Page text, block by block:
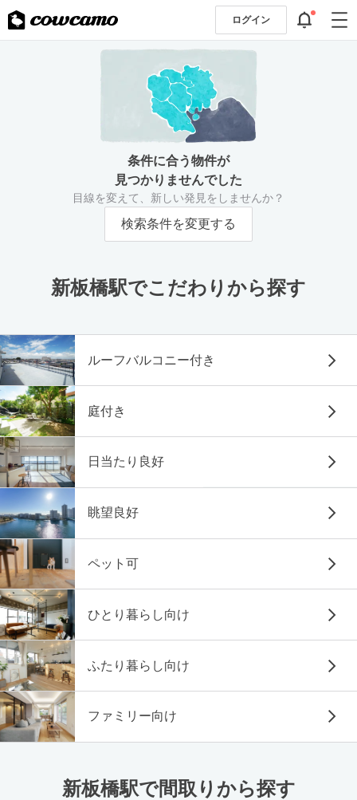
ログイン
条件に合う物件が
見つかりませんでした
目線を変えて、新しい発見をしませんか？
検索条件を変更する
新板橋駅でこだわりから探す
ルーフバルコニー付き
庭付き
日当たり良好
眺望良好
ペット可
ひとり暮らし向け
ふたり暮らし向け
ファミリー向け
新板橋駅で間取りから探す